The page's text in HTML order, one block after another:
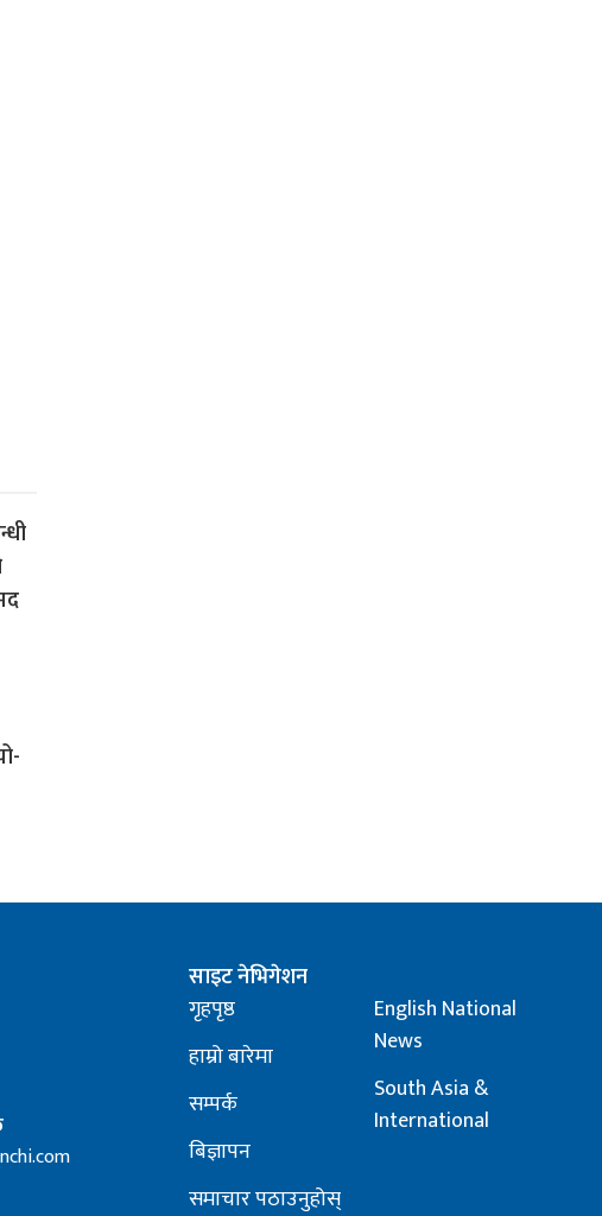
साइट नेभिगेशन
गृहपृष्ठ
हाम्रो बारेमा
सम्पर्क
बिज्ञापन
समाचार पठाउनुहोस्
English National
News
South Asia &
International